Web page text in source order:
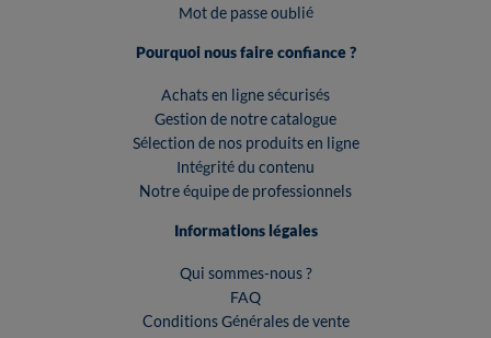
Mot de passe oublié
Pourquoi nous faire confiance ?
Achats en ligne sécurisés
Gestion de notre catalogue
Sélection de nos produits en ligne
Intégrité du contenu
Notre équipe de professionnels
Informations légales
Qui sommes-nous ?
FAQ
Conditions Générales de vente